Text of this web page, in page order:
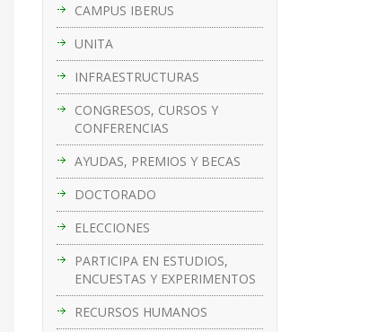
CAMPUS IBERUS
UNITA
INFRAESTRUCTURAS
CONGRESOS, CURSOS Y
CONFERENCIAS
AYUDAS, PREMIOS Y BECAS
DOCTORADO
ELECCIONES
PARTICIPA EN ESTUDIOS,
ENCUESTAS Y EXPERIMENTOS
RECURSOS HUMANOS